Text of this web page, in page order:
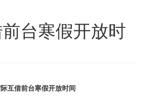
台寒假开放时
互借前台寒假开放时间